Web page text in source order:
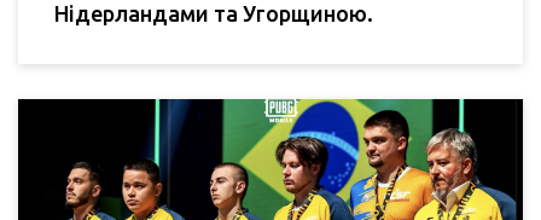
Нідерландами та Угорщиною.